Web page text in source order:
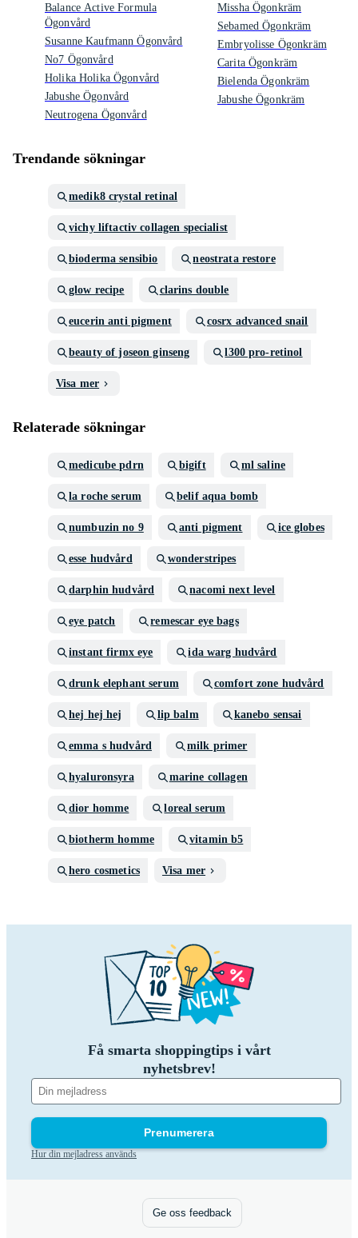
Balance Active Formula
Ögonvård
Susanne Kaufmann Ögonvård
No7 Ögonvård
Holika Holika Ögonvård
Jabushe Ögonvård
Neutrogena Ögonvård
Missha Ögonkräm
Sebamed Ögonkräm
Embryolisse Ögonkräm
Carita Ögonkräm
Bielenda Ögonkräm
Jabushe Ögonkräm
Trendande sökningar
medik8 crystal retinal
vichy liftactiv collagen specialist
bioderma sensibio neostrata restore
glow recipe clarins double
eucerin anti pigment cosrx advanced snail
beauty of joseon ginseng l300 pro-retinol
Visa mer
Relaterade sökningar
medicube pdrn bigift ml saline
la roche serum belif aqua bomb
numbuzin no 9 anti pigment ice globes
esse hudvård wonderstripes
darphin hudvård nacomi next level
eye patch remescar eye bags
instant firmx eye ida warg hudvård
drunk elephant serum comfort zone hudvård
hej hej hej lip balm kanebo sensai
emma s hudvård milk primer
hyaluronsyra marine collagen
dior homme loreal serum
biotherm homme vitamin b5
hero cosmetics Visa mer
Få smarta shoppingtips i vårt
nyhetsbrev!
Prenumerera
Hur din mejladress används
Ge oss feedback